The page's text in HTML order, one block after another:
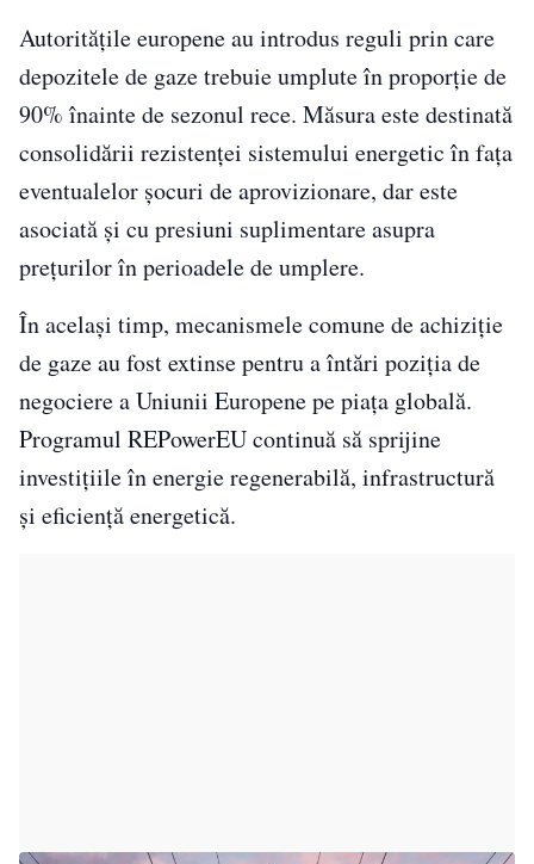
Autoritățile europene au introdus reguli prin care
depozitele de gaze trebuie umplute în proporție de
90% înainte de sezonul rece. Măsura este destinată
consolidării rezistenței sistemului energetic în fața
eventualelor șocuri de aprovizionare, dar este
asociată și cu presiuni suplimentare asupra
prețurilor în perioadele de umplere.
În același timp, mecanismele comune de achiziție
de gaze au fost extinse pentru a întări poziția de
negociere a Uniunii Europene pe piața globală.
Programul REPowerEU continuă să sprijine
investițiile în energie regenerabilă, infrastructură
și eficiență energetică.